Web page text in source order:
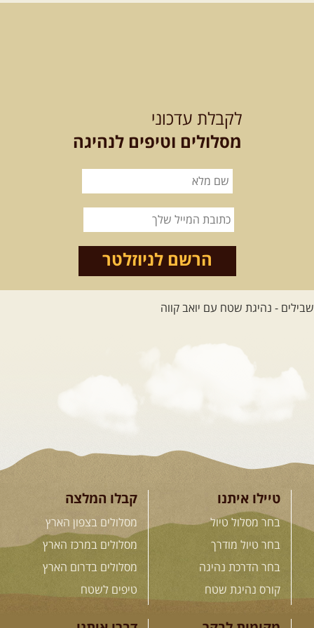
מסעות בעולם
קירגיסטאן – בעקבות הנוודים,
והמרגשות בעולם. קירגיסטאן היא לא ...
26.08-02.09.2026 - גאורגיה,
המגדלים של הקווקז
הקווקז הגבוה מחכה לכם: נתיבי שטח
מרהיבים, פסגות מושלגות, אירוח ...
[המשך]
בין רכס הקווקז הנמוך לגבוה, בין נהרות
שוצפים למעברי הרים ...
לכל המסעות בעולם
. הדרכות נהיגה .
לקבלת עדכוני
מסלולים וטיפים לנהיגה
הרשם לניוזלטר
טיילו איתנו
בחר מסלול טיול
בחר טיול מודרך
בחר הדרכת נהיגה
קורס נהיגת שטח
קבלו המלצה
מסלולים בצפון הארץ
מסלולים במרכז הארץ
מסלולים בדרום הארץ
טיפים לשטח